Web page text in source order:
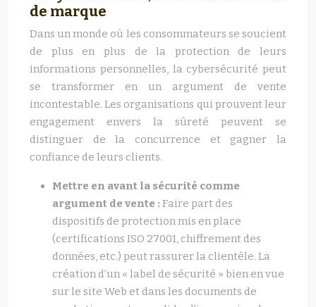
de marque
Dans un monde où les consommateurs se soucient
de plus en plus de la protection de leurs
informations personnelles, la cybersécurité peut
se transformer en un argument de vente
incontestable. Les organisations qui prouvent leur
engagement envers la sûreté peuvent se
distinguer de la concurrence et gagner la
confiance de leurs clients.
Mettre en avant la sécurité comme
argument de vente : Faire part des
dispositifs de protection mis en place
(certifications ISO 27001, chiffrement des
données, etc.) peut rassurer la clientèle. La
création d’un « label de sécurité » bien en vue
sur le site Web et dans les documents de